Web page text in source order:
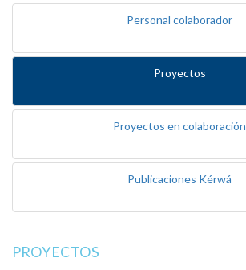
Personal colaborador
Proyectos
Proyectos en colaboración
Publicaciones Kérwá
PROYECTOS